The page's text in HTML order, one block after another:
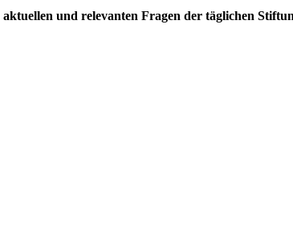
aktuellen und relevanten Fragen der täglichen